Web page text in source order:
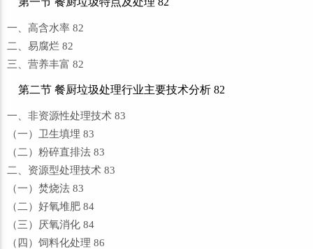
一、高含水率 82
二、易腐烂 82
三、营养丰富 82
第二节 餐厨垃圾处理行业主要技术分析 82
一、非资源性处理技术 83
（一）卫生填埋 83
（二）粉碎直排法 83
二、资源型处理技术 83
（一）焚烧法 83
（二）好氧堆肥 84
（三）厌氧消化 84
（四）饲料化处理 86